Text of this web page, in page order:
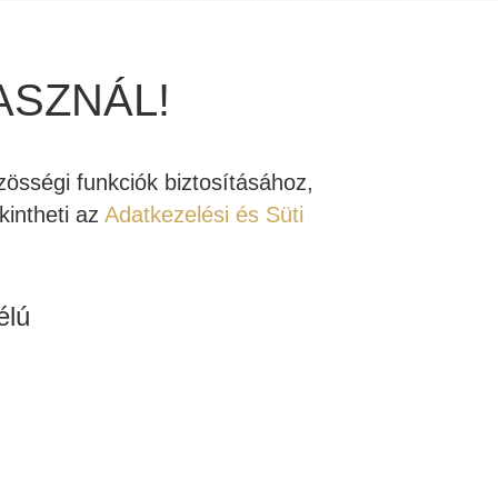
SZETT
funkciók biztosításához,
az Adatkezelési és Süti